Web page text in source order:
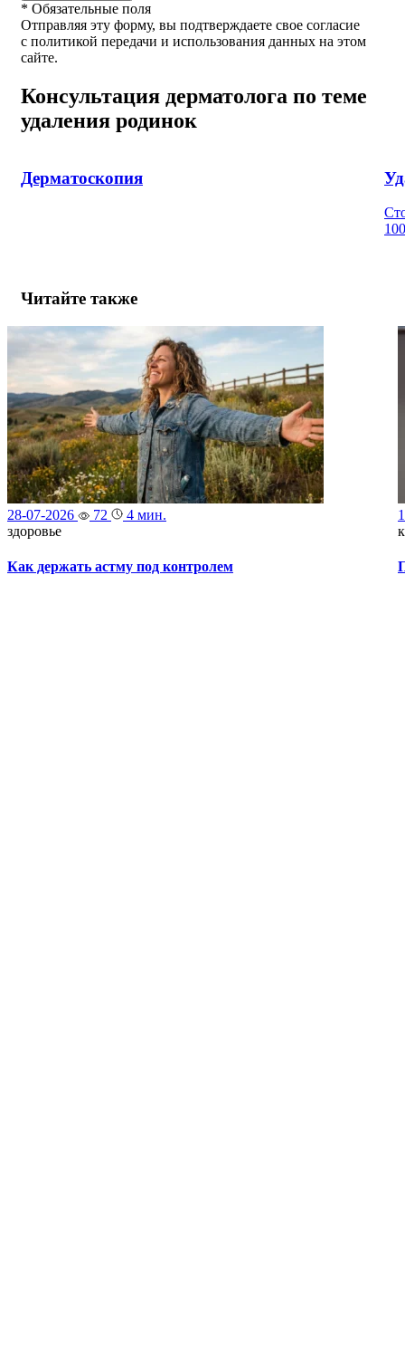
* Обязательные поля
Отправляя эту форму, вы подтверждаете свое согласие
с политикой передачи и использования данных на этом
сайте.
Консультация дерматолога по теме
удаления родинок
Дерматоскопия
Читайте также
28-07-2026 72
4 мин.
здоровье
Как держать астму под контролем